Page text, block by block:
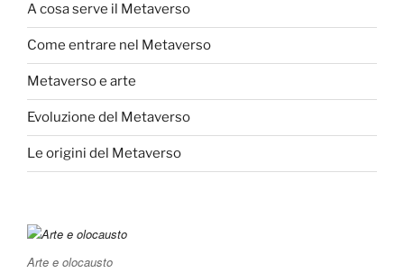
A cosa serve il Metaverso
Come entrare nel Metaverso
Metaverso e arte
Evoluzione del Metaverso
Le origini del Metaverso
Arte e olocausto